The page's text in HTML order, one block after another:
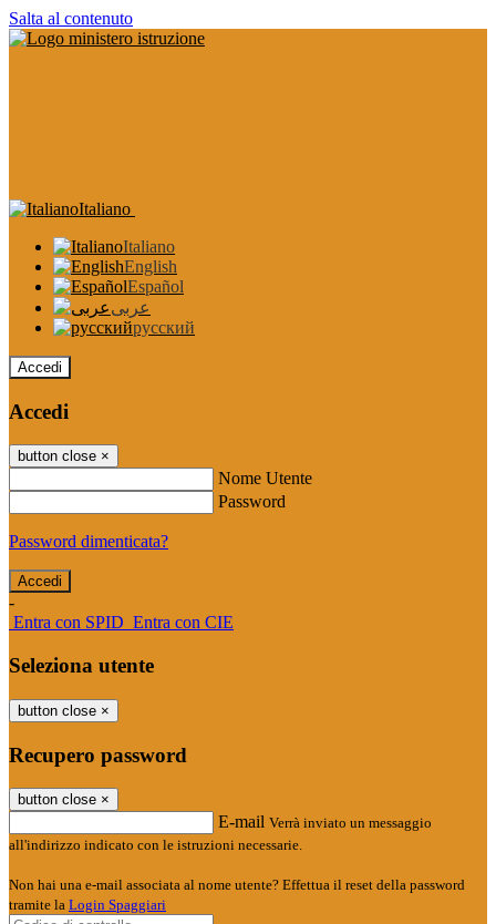
Salta al contenuto
Italiano
Italiano
English
Español
عربى
русский
Accedi
Accedi
button close ×
Nome Utente
Password
Password dimenticata?
-
Entra con SPID Entra con CIE
Seleziona utente
button close ×
Recupero password
button close ×
E-mail Verrà inviato un messaggio
all'indirizzo indicato con le istruzioni necessarie.
Non hai una e-mail associata al nome utente? Effettua il reset della password
tramite la Login Spaggiari